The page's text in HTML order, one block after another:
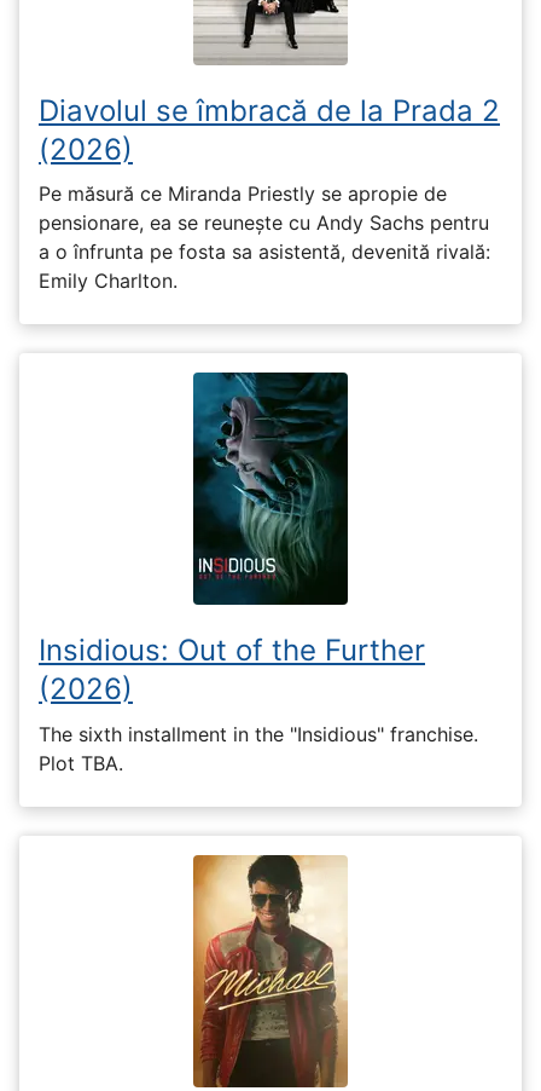
Diavolul se îmbracă de la Prada 2
(2026)
Pe măsură ce Miranda Priestly se apropie de
pensionare, ea se reunește cu Andy Sachs pentru
a o înfrunta pe fosta sa asistentă, devenită rivală:
Emily Charlton.
Insidious: Out of the Further
(2026)
The sixth installment in the "Insidious" franchise.
Plot TBA.